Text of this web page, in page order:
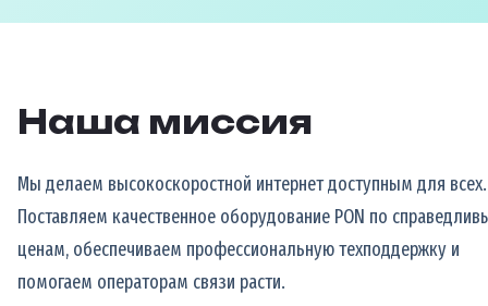
Наша миссия
Мы делаем высокоскоростной интернет доступным для всех.
Поставляем качественное оборудование PON по
ценам, обеспечиваем профессиональную техподдержку и
помогаем операторам связи расти.